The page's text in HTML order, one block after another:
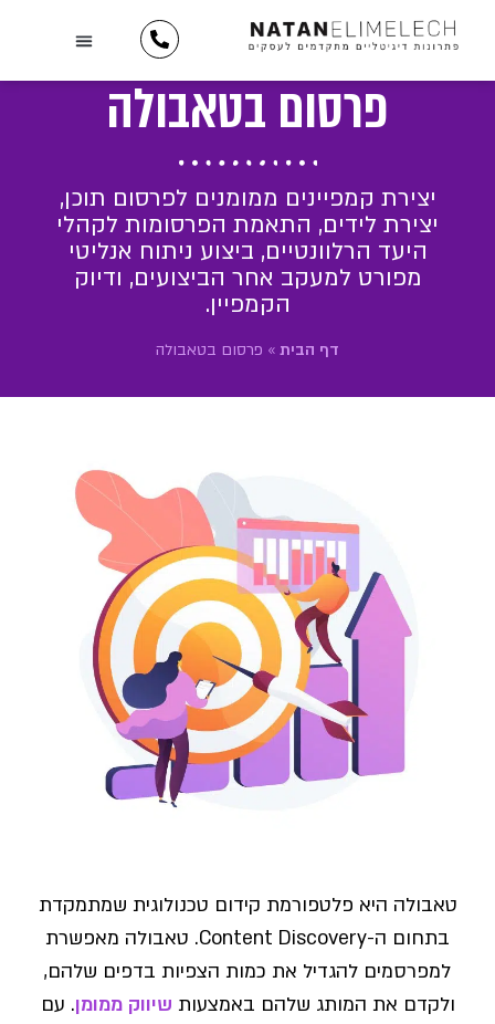
פרסום בטאבולה
יצירת קמפיינים ממומנים לפרסום תוכן,
יצירת לידים, התאמת הפרסומות לקהלי
היעד הרלוונטיים, ביצוע ניתוח אנליטי
מפורט למעקב אחר הביצועים, ודיוק
הקמפיין.
דף הבית » פרסום בטאבולה
טאבולה היא פלטפורמת קידום טכנולוגית שמתמקדת
בתחום ה-Content Discovery. טאבולה מאפשרת
למפרסמים להגדיל את כמות הצפיות בדפים שלהם,
ולקדם את המותג שלהם באמצעות שיווק ממומן. עם